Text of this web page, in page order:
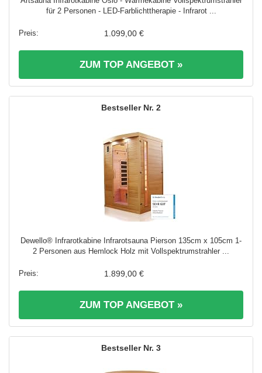
für 2 Personen - LED-Farblichttherapie - Infrarot ...
1.099,00 €
ZUM TOP ANGEBOT »
2
Dewello® Infrarotkabine Infrarotsauna Pierson 135cm x 105cm 1-
2 Personen aus Hemlock Holz mit Vollspektrumstrahler ...
1.899,00 €
ZUM TOP ANGEBOT »
3